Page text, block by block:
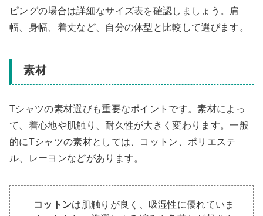
ピングの場合は詳細なサイズ表を確認しましょう。肩
幅、身幅、着丈など、自分の体型と比較して選びます。
素材
Tシャツの素材選びも重要なポイントです。素材によっ
て、着心地や肌触り、耐久性が大きく変わります。一般
的にTシャツの素材としては、コットン、ポリエステ
ル、レーヨンなどがあります。
コットンは肌触りが良く、吸湿性に優れていま